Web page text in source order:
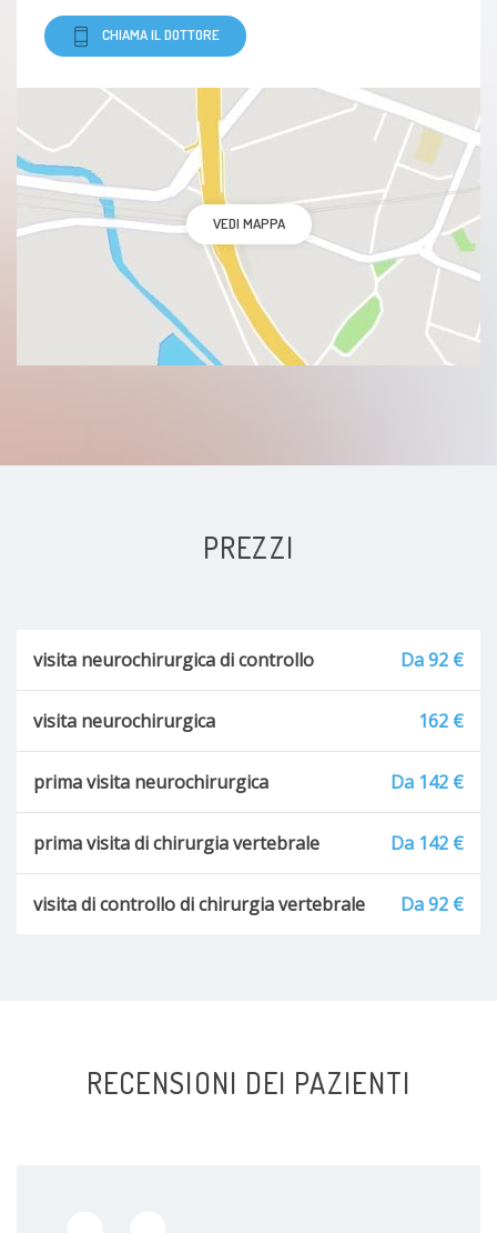
CHIAMA IL DOTTORE
VEDI MAPPA
PREZZI
visita neurochirurgica di controllo Da 92 €
visita neurochirurgica 162 €
prima visita neurochirurgica Da 142 €
prima visita di chirurgia vertebrale Da 142 €
visita di controllo di chirurgia vertebrale Da 92 €
RECENSIONI DEI PAZIENTI